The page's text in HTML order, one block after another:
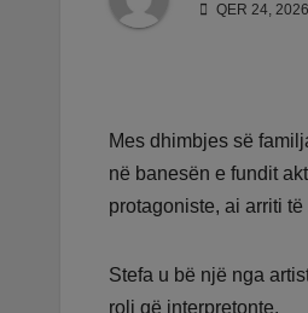
QER 24, 2026
Mes dhimbjes së
në banesën e fundit
protagoniste, ai arriti
Stefa u bë një nga
roli që interpretonte.